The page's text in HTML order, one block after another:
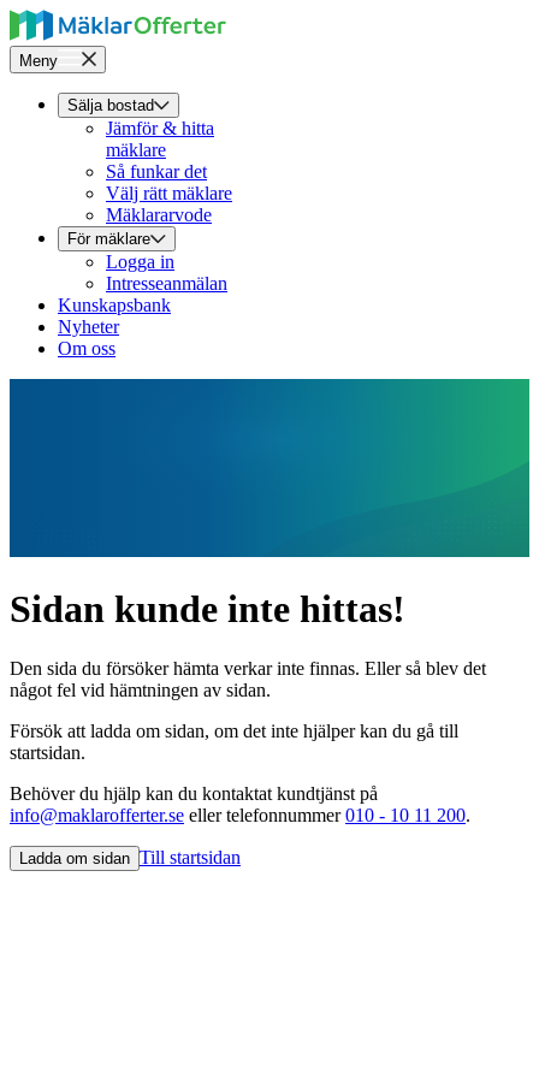
Meny
Sälja bostad
Jämför & hitta
mäklare
Så funkar det
Välj rätt mäklare
Mäklararvode
För mäklare
Logga in
Intresseanmälan
Kunskapsbank
Nyheter
Om oss
Sidan kunde inte hittas!
Den sida du försöker hämta verkar inte finnas. Eller så blev det
något fel vid hämtningen av sidan.
Försök att ladda om sidan, om det inte hjälper kan du gå till
startsidan.
Behöver du hjälp kan du kontaktat kundtjänst på
info@maklarofferter.se eller telefonnummer010 - 10 11 200.
Ladda om sidan Till startsidan